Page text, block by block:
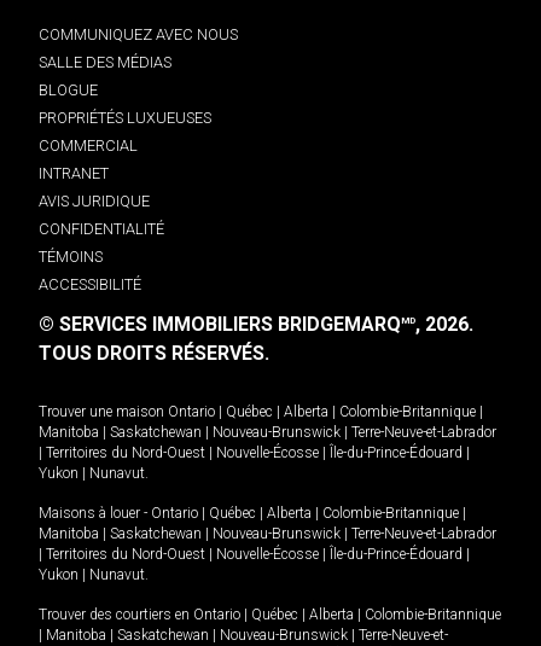
COMMUNIQUEZ AVEC NOUS
SALLE DES MÉDIAS
BLOGUE
PROPRIÉTÉS LUXUEUSES
COMMERCIAL
INTRANET
AVIS JURIDIQUE
CONFIDENTIALITÉ
TÉMOINS
ACCESSIBILITÉ
© SERVICES IMMOBILIERS BRIDGEMARQMD, 2026.
TOUS DROITS RÉSERVÉS.
Trouver une maison Ontario Québec Alberta Colombie-Britannique
Manitoba
Saskatchewan Nouveau-Brunswick
Terre-Neuve-et-Labrador
Territoires du Nord-Ouest Nouvelle-Écosse Île-du-Prince-Édouard
Yukon
Nunavut.
Maisons à louer - Ontario Québec Alberta Colombie-Britannique
Manitoba
Saskatchewan Nouveau-Brunswick
Terre-Neuve-et-Labrador
Territoires du Nord-Ouest Nouvelle-Écosse Île-du-Prince-Édouard
Yukon
Nunavut.
Trouver des courtiers en Ontario Québec Alberta
Colombie-Britannique
Manitoba Saskatchewan Nouveau-Brunswick
Terre-Neuve-et-